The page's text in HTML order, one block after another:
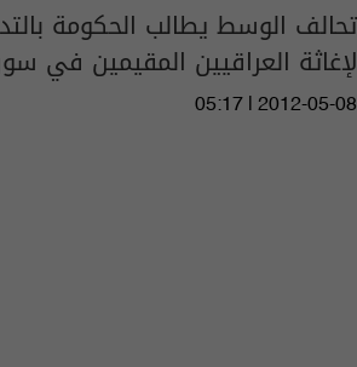
تحالف الوسط يطالب الحكومة
لإغاثة العراقيين المقيمين في
05:17 | 2012-05-08